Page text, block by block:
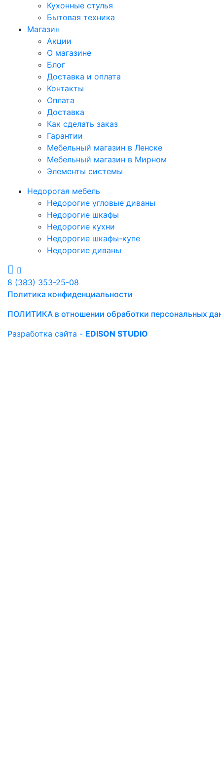
Кухонные стулья
Бытовая техника
Магазин
Акции
О магазине
Блог
Доставка и оплата
Контакты
Оплата
Доставка
Как сделать заказ
Гарантии
Мебельный магазин в Ленске
Мебельный магазин в Мирном
Элементы системы
Недорогая мебель
Недорогие угловые диваны
Недорогие шкафы
Недорогие кухни
Недорогие шкафы-купе
Недорогие диваны
8 (383) 353-25-08
Политика конфиденциальности
ПОЛИТИКА в отношении обработки персональных
Разработка сайта - EDISON STUDIO